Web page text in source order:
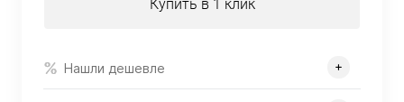
Купить в 1 клик
Нашли дешевле